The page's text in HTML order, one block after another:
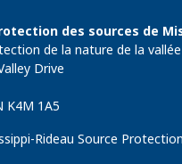
des sources de
de la nature de la vallée
Drive
K4M 1A5
Rideau Source